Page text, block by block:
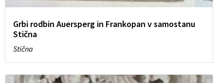
Grbi rodbin Auersperg in Frankopan v samostanu
Stična
Stična